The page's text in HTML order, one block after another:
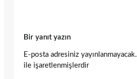
Bir yanıt yazın
E-posta adresiniz yayınlanmayacak.
ile işaretlenmişlerdir